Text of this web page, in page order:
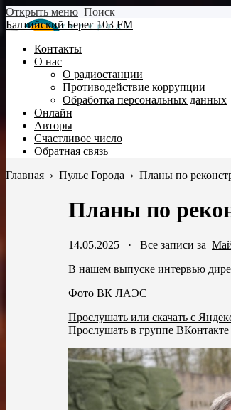
Открыть меню Поиск
Балтийский Берег 103 FM
Контакты
О нас
О радиостанции
Противодействие коррупции
Обработка персональных данных
Онлайн
Авторы
Счастливое число
Обратная связь
Главная › Пульс Города › Планы по
Планы по
14.05.2025 · Все записи за
В нашем выпуске интервью
Фото ВК ЛАЭС
Прослушать или скачать с
Прослушать в группе